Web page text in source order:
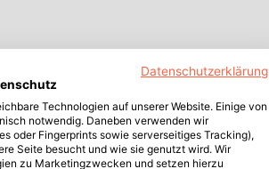
Datenschutzerklärung
Technologien auf unserer Website. Einige von
notwendig. Daneben verwenden wir
oder Fingerprints sowie serverseitiges Tracking),
Seite besucht und wie sie genutzt wird. Wir
zu Marketingzwecken und setzen hierzu